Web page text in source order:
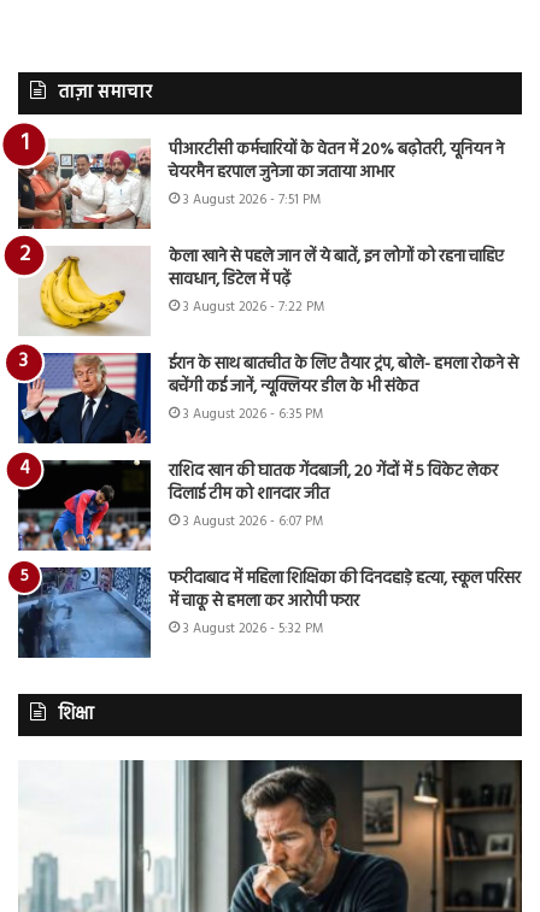
ताज़ा समाचार
पीआरटीसी कर्मचारियों के वेतन में 20% बढ़ोतरी, यूनियन ने
चेयरमैन हरपाल जुनेजा का जताया आभार
3 August 2026 - 7:51 PM
केला खाने से पहले जान लें ये बातें, इन लोगों को रहना चाहिए
सावधान, डिटेल में पढ़ें
3 August 2026 - 7:22 PM
ईरान के साथ बातचीत के लिए तैयार ट्रंप, बोले- हमला रोकने से
बचेंगी कई जानें, न्यूक्लियर डील के भी संकेत
3 August 2026 - 6:35 PM
राशिद खान की घातक गेंदबाजी, 20 गेंदों में 5 विकेट लेकर
दिलाई टीम को शानदार जीत
3 August 2026 - 6:07 PM
फरीदाबाद में महिला शिक्षिका की दिनदहाड़े हत्या, स्कूल परिसर
में चाकू से हमला कर आरोपी फरार
3 August 2026 - 5:32 PM
शिक्षा